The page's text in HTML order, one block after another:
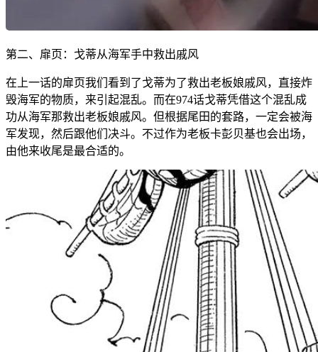
第二、扉页：戈蒂从海军手中救出戚风
在上一话的扉页我们看到了戈蒂为了救出老板娘戚风，直接炸
毁海军的物质，来引起混乱。而在974话戈蒂凭借这个混乱成
功从海军那救出老板娘戚风。但根据尾田的套路，一定会被海
军发现，然后跟他们决斗。不过作为老板卡彭贝基也会出场，
由他来收尾是最合适的。